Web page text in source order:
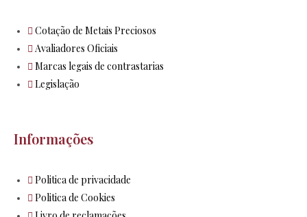
Cotação de Metais Preciosos
Avaliadores Oficiais
Marcas legais de contrastarias
Legislação
Informações
Politica de privacidade
Politica de Cookies